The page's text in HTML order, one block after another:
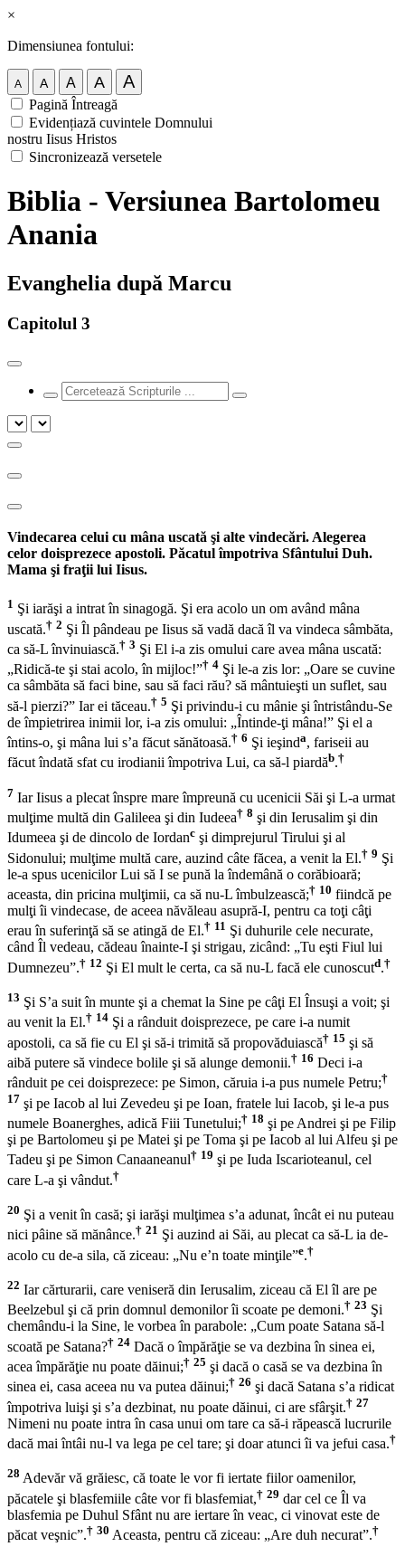
×
Dimensiunea fontului:
A A A A A
Pagină Întreagă
Evidențiază cuvintele Domnului
nostru Iisus Hristos
Sincronizează versetele
Biblia - Versiunea Bartolomeu
Anania
Evanghelia după Marcu
Capitolul 3
Vindecarea celui cu mâna uscată şi alte vindecări. Alegerea
celor doisprezece apostoli. Păcatul împotriva Sfântului Duh.
Mama şi fraţii lui Iisus.
1 Şi iarăşi a intrat în sinagogă. Şi era acolo un om având mâna
uscată.† 2 Şi Îl pândeau pe Iisus să vadă dacă îl va vindeca sâmbăta,
ca să-L învinuiască.† 3 Şi El i-a zis omului care avea mâna uscată:
„Ridică-te şi stai acolo, în mijloc!”† 4 Şi le-a zis lor: „Oare se cuvine
ca sâmbăta să faci bine, sau să faci rău? să mântuieşti un suflet, sau
să-l pierzi?” Iar ei tăceau.† 5 Şi privindu-i cu mânie şi întristându-Se
de împietrirea inimii lor, i-a zis omului: „Întinde-ţi mâna!” Şi el a
întins-o, şi mâna lui s’a făcut sănătoasă.† 6 Şi ieşinda, fariseii au
făcut îndată sfat cu irodianii împotriva Lui, ca să-l piardăb.†
7 Iar Iisus a plecat înspre mare împreună cu ucenicii Săi şi L-a urmat
mulţime multă din Galileea şi din Iudeea† 8 şi din Ierusalim şi din
Idumeea şi de dincolo de Iordanc şi dimprejurul Tirului şi al
Sidonului; mulţime multă care, auzind câte făcea, a venit la El.† 9 Şi
le-a spus ucenicilor Lui să I se pună la îndemână o corăbioară;
aceasta, din pricina mulţimii, ca să nu-L îmbulzească;† 10 fiindcă pe
mulţi îi vindecase, de aceea năvăleau asupră-I, pentru ca toţi câţi
erau în suferinţă să se atingă de El.† 11 Şi duhurile cele necurate,
când Îl vedeau, cădeau înainte-I şi strigau, zicând: „Tu eşti Fiul lui
Dumnezeu”.† 12 Şi El mult le certa, ca să nu-L facă ele cunoscutd.†
13 Şi S’a suit în munte şi a chemat la Sine pe câţi El Însuşi a voit; şi
au venit la El.† 14 Şi a rânduit doisprezece, pe care i-a numit
apostoli, ca să fie cu El şi să-i trimită să propovăduiască† 15 şi să
aibă putere să vindece bolile şi să alunge demonii.† 16 Deci i-a
rânduit pe cei doisprezece: pe Simon, căruia i-a pus numele Petru;†
17 şi pe Iacob al lui Zevedeu şi pe Ioan, fratele lui Iacob, şi le-a pus
numele Boanerghes, adică Fiii Tunetului;† 18 şi pe Andrei şi pe Filip
şi pe Bartolomeu şi pe Matei şi pe Toma şi pe Iacob al lui Alfeu şi pe
Tadeu şi pe Simon Canaaneanul† 19 şi pe Iuda Iscarioteanul, cel
care L-a şi vândut.†
20 Şi a venit în casă; şi iarăşi mulţimea s’a adunat, încât ei nu puteau
nici pâine să mănânce.† 21 Şi auzind ai Săi, au plecat ca să-L ia de-
acolo cu de-a sila, că ziceau: „Nu e’n toate minţile”e.†
22 Iar cărturarii, care veniseră din Ierusalim, ziceau că El îl are pe
Beelzebul şi că prin domnul demonilor îi scoate pe demoni.† 23 Şi
chemându-i la Sine, le vorbea în parabole: „Cum poate Satana să-l
scoată pe Satana?† 24 Dacă o împărăţie se va dezbina în sinea ei,
acea împărăţie nu poate dăinui;† 25 şi dacă o casă se va dezbina în
sinea ei, casa aceea nu va putea dăinui;† 26 şi dacă Satana s’a ridicat
împotriva luişi şi s’a dezbinat, nu poate dăinui, ci are sfârşit.† 27
Nimeni nu poate intra în casa unui om tare ca să-i răpească lucrurile
dacă mai întâi nu-l va lega pe cel tare; şi doar atunci îi va jefui casa.†
28 Adevăr vă grăiesc, că toate le vor fi iertate fiilor oamenilor,
păcatele şi blasfemiile câte vor fi blasfemiat,† 29 dar cel ce Îl va
blasfemia pe Duhul Sfânt nu are iertare în veac, ci vinovat este de
păcat veşnic”.† 30 Aceasta, pentru că ziceau: „Are duh necurat”.†